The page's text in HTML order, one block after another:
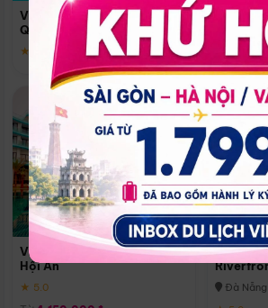
Vinpearl Resort & Spa Phu
Quoc
★ 5.0
Quoc
Phú Quốc
★ 5.0
Vinpearl Resort & Golf Nam
Hội An
★ 5.0
Melia
Đà Nẵng